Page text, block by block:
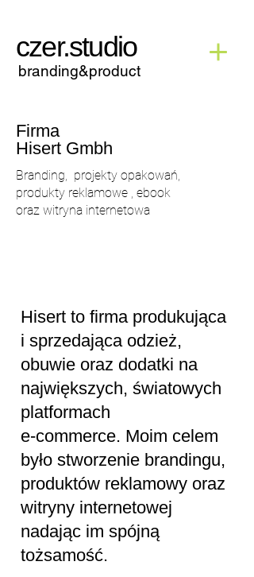
czer.studio
branding&product
Firma
Hisert Gmbh
Branding, projekty opakowań,
produkty reklamowe , ebook
oraz witryna internetowa
Hisert to firma produkująca
i sprzedająca odzież,
obuwie oraz dodatki na
największych, światowych
platformach
e-commerce. Moim celem
było stworzenie brandingu,
produktów reklamowy oraz
witryny internetowej
nadając im spójną
tożsamość.